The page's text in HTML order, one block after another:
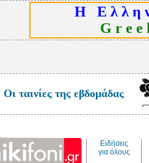
Η Ε λ λ η
G r e e
ταινίες της εβδομάδας
Ειδήσεις
για όλους